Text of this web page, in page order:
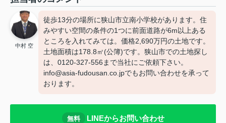
中村 空
徒歩13分の場所に狭山市立南小学校があります。住
みやすい空間の条件の1つに前面道路が6m以上ある
ところを入れてみては。価格2,690万円の土地です。
土地面積は178.8㎡(公簿)です。狭山市での土地探し
は、0120-327-556まで当社にご依頼下さい。
info@asia-fudousan.co.jpでもお問い合わせを承って
おります。
無料 LINEからお問い合わせ